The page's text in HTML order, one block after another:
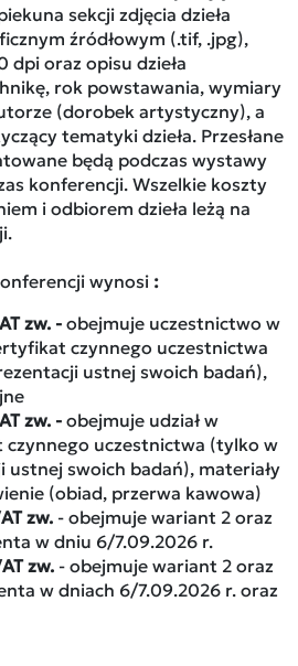
sekcji zdjęcia dzieła
źródłowym (.tif, .jpg),
dpi oraz opisu dzieła
rok powstawania, wymiary
(dorobek artystyczny), a
tematyki dzieła. Przesłane
będą podczas wystawy
konferencji. Wszelkie koszty
i odbiorem dzieła leżą na
wynosi :
zw. - obejmuje uczestnictwo w
czynnego uczestnictwa
ustnej swoich badań),
zw. - obejmuje udział w
uczestnictwa (tylko w
swoich badań), materiały
(obiad, przerwa kawowa)
zw. - obejmuje wariant 2 oraz
w dniu 6/7.09.2026 r.
zw. - obejmuje wariant 2 oraz
w dniach 6/7.09.2026 r. oraz